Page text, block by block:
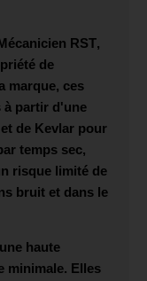
RST,
de
marque, ces
à partir d'une
de Kevlar pour
temps sec,
risque limité de
bruit et dans le
haute
minimale. Elles